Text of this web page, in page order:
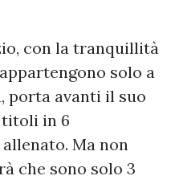
con la tranquillità
solo a
porta avanti il suo
titoli in 6
Ma non
che sono solo 3